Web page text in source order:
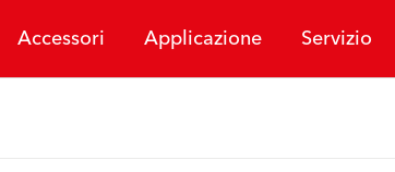
Accessori Applicazione Servizio